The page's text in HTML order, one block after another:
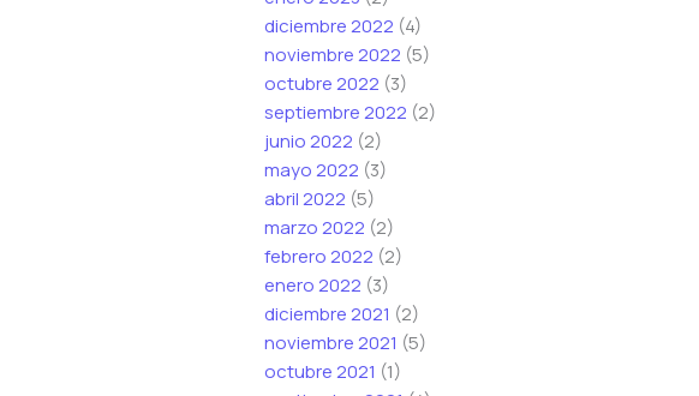
diciembre 2022 (4)
noviembre 2022 (5)
octubre 2022 (3)
septiembre 2022 (2)
junio 2022 (2)
mayo 2022 (3)
abril 2022 (5)
marzo 2022 (2)
febrero 2022 (2)
enero 2022 (3)
diciembre 2021 (2)
noviembre 2021 (5)
octubre 2021 (1)